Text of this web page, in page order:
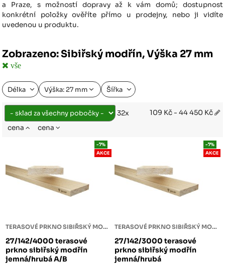
a Praze, s možností dopravy až k vám domů; dostupnost
konkrétní položky ověříte přímo u prodejny, nebo ji vidíte
uvedenou u produktu.
Zobrazeno: Sibiřský modřín, Výška 27 mm
vše
Délka Výška: 27 mm Šířka
32x
109 Kč - 44 450 Kč
cena
cena
TERASOVÉ PRKNO SIBIŘSKÝ MODŘÍN
27/142/4000 terasové
prkno sibiřský modřín
jemná/hrubá A/B
-7%
AKCE
TERASOVÉ PRKNO SIBIŘSKÝ MODŘÍN
27/142/3000 terasové
prkno sibiřský modřín
jemná/hrubá
-7%
AKCE